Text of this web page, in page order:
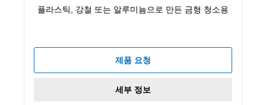
플라스틱, 강철 또는 알루미늄으로 만든 금형 청소용
제품 요청
세부 정보